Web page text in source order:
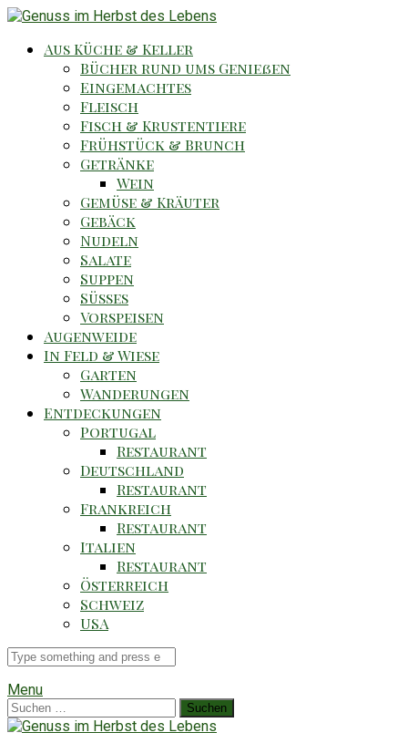
Aus Küche & Keller
Bücher rund ums Genießen
Eingemachtes
Fleisch
Fisch & Krustentiere
Frühstück & Brunch
Getränke
Wein
Gemüse & Kräuter
Gebäck
Nudeln
Salate
Suppen
Süsses
Vorspeisen
Augenweide
In Feld & Wiese
Garten
Wanderungen
Entdeckungen
Portugal
Restaurant
Deutschland
Restaurant
Frankreich
Restaurant
Italien
Restaurant
Österreich
Schweiz
USA
Suche
für
Menu
Suchen
nach: